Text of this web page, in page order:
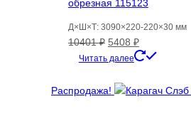
обрезная 115123
Д×Ш×Т: 3090×220-220×30 мм
10401₽ Первоначальная
цена
10401 ₽.
5408 ₽Текущая
цена:
Читать далее
Распродажа!